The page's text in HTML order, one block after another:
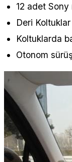
12 adet Sony
Deri Koltuklar
Koltuklarda
Otonom